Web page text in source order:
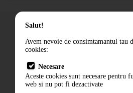
Cum comand
Livrare
Contact
Salut!
Avem nevoie de consimtamantul tau
cookies:
Necesare
Aceste cookies sunt necesare pentru
web si nu pot fi dezactivate